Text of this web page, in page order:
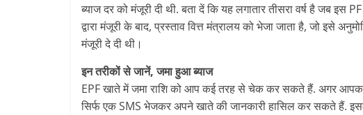
ब्याज दर को मंजूरी दी थी. बता दें कि यह लगातार तीसरा वर्ष है जब
द्वारा मंजूरी के बाद, प्रस्ताव वित्त मंत्रालय को भेजा जाता है, जो इसे
मंजूरी दे दी थी।
इन तरीकों से जानें, जमा हुआ ब्याज
EPF खाते में जमा राशि को आप कई तरह से चेक कर सकते हैं. अगर
सिर्फ एक SMS भेजकर अपने खाते की जानकारी हासिल कर सकते हैं.